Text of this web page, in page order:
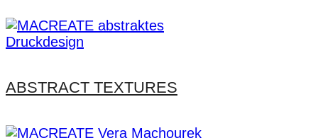
ABSTRACT TEXTURES